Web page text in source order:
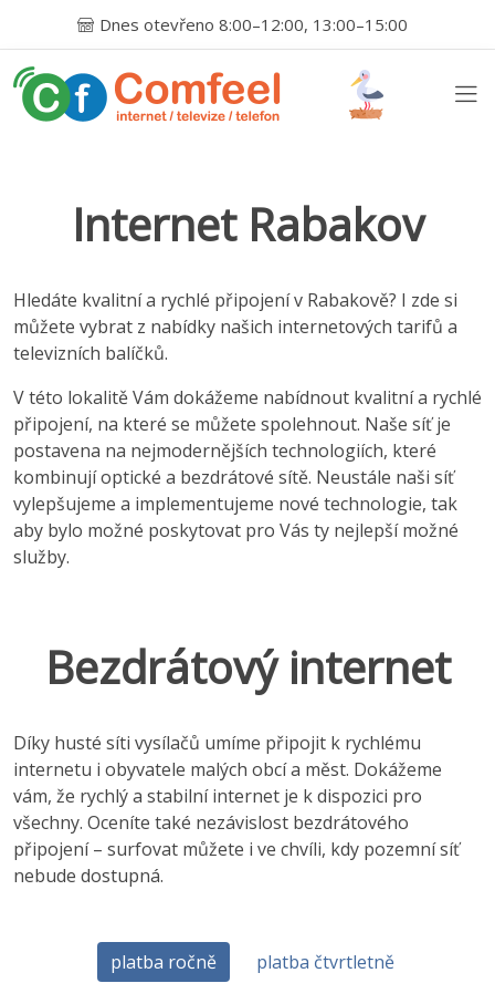
Dnes otevřeno 8:00–12:00, 13:00–15:00
Internet Rabakov
Hledáte kvalitní a rychlé připojení v Rabakově? I zde si
můžete vybrat z nabídky našich internetových tarifů a
televizních balíčků.
V této lokalitě Vám dokážeme nabídnout kvalitní a rychlé
připojení, na které se můžete spolehnout. Naše síť je
postavena na nejmodernějších technologiích, které
kombinují optické a bezdrátové sítě. Neustále naši síť
vylepšujeme a implementujeme nové technologie, tak
aby bylo možné poskytovat pro Vás ty nejlepší možné
služby.
Bezdrátový internet
Díky husté síti vysílačů umíme připojit k rychlému
internetu i obyvatele malých obcí a měst. Dokážeme
vám, že rychlý a stabilní internet je k dispozici pro
všechny. Oceníte také nezávislost bezdrátového
připojení – surfovat můžete i ve chvíli, kdy pozemní síť
nebude dostupná.
platba ročně platba čtvrtletně